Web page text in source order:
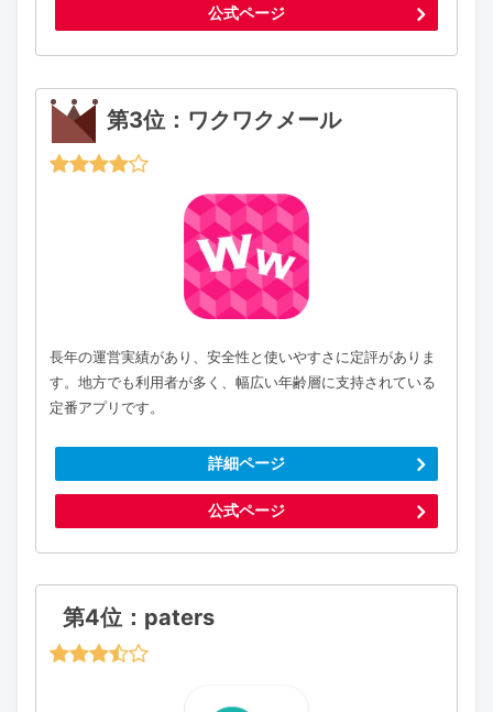
公式ページ
第3位：ワクワクメール
長年の運営実績があり、安全性と使いやすさに定評がありま
す。地方でも利用者が多く、幅広い年齢層に支持されている
定番アプリです。
詳細ページ
公式ページ
第4位：paters